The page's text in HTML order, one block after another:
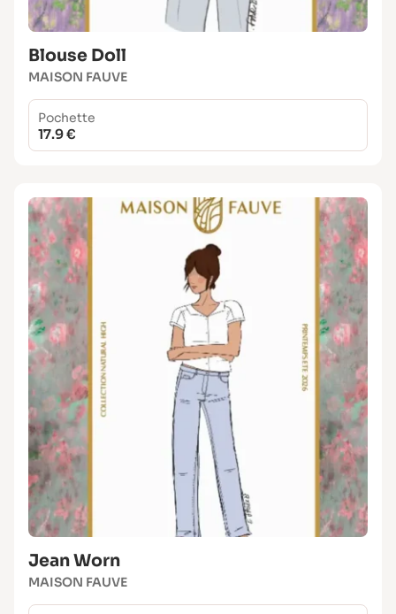
Blouse Doll
MAISON FAUVE
Pochette
17.9 €
Jean Worn
MAISON FAUVE